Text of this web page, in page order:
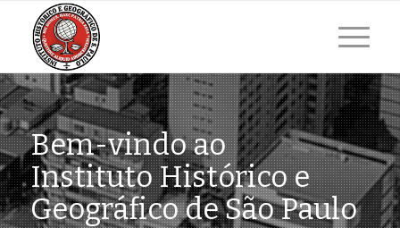
Bem-vindo ao
Instituto Histórico e
Geográfico de São Paulo